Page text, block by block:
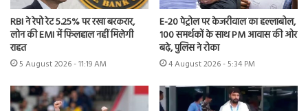
RBI ने रेपो रेट 5.25% पर रखा बरकरार,
लोन की EMI में फिलहाल नहीं मिलेगी
राहत
5 August 2026 - 11:19 AM
E-20 पेट्रोल पर केजरीवाल का हल्लाबोल,
100 समर्थकों के साथ PM आवास की ओर
बढ़े, पुलिस ने रोका
4 August 2026 - 5:34 PM